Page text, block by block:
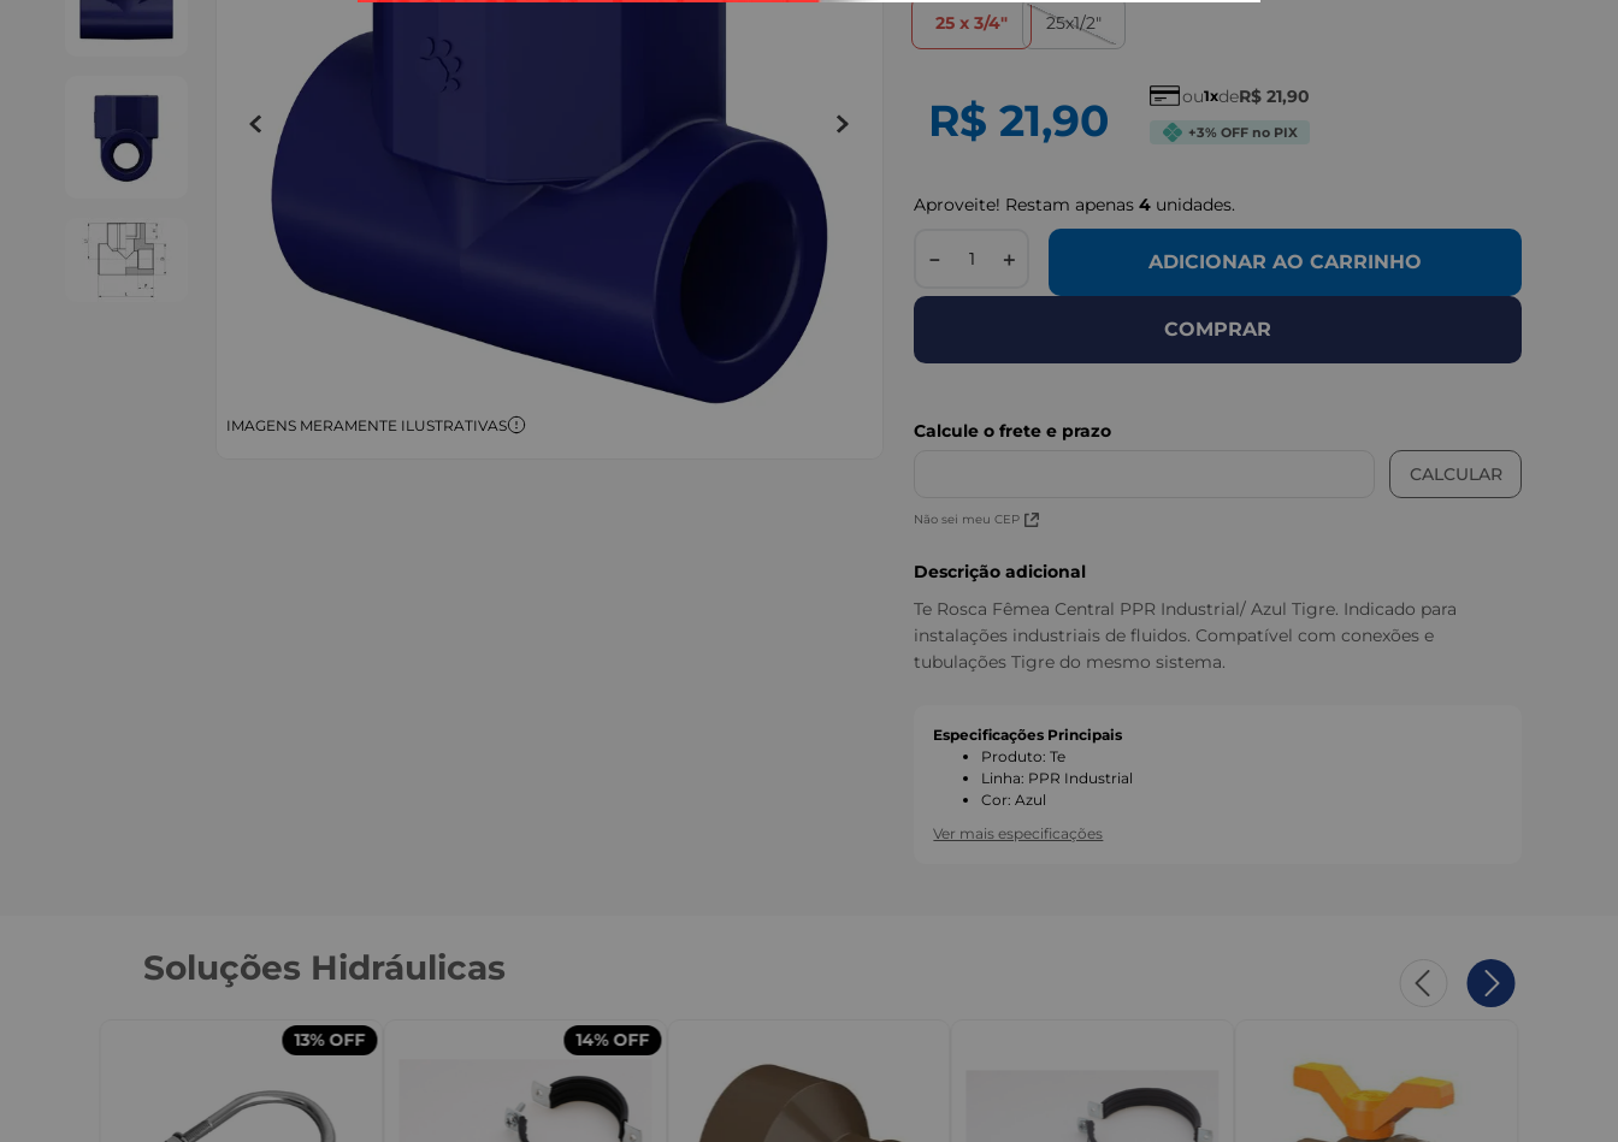
IMAGENS MERAMENTE ILUSTRATIVAS IMAGENS MERAMENTE ILUSTRATIVAS
25 x 3/4"
25x1/2"
R$ 21,90 ou1 deR$ 21,90
+3% OFF no PIX
Aproveite! Restam apenas4 unidades.
＋
－ ADICIONAR AO CARRINHO
COMPRAR
Não sei meu CEP
Descrição adicional
Te Rosca Fêmea Central PPR Industrial/ Azul Tigre. Indicado para
instalações industriais de fluidos. Compatível com conexões e
tubulações Tigre do mesmo sistema.
Especificações Principais
Produto:Te
Linha: PPR Industrial
Cor:Azul
Ver mais especificações
Soluções Hidráulicas
13%OFF 14%OFF